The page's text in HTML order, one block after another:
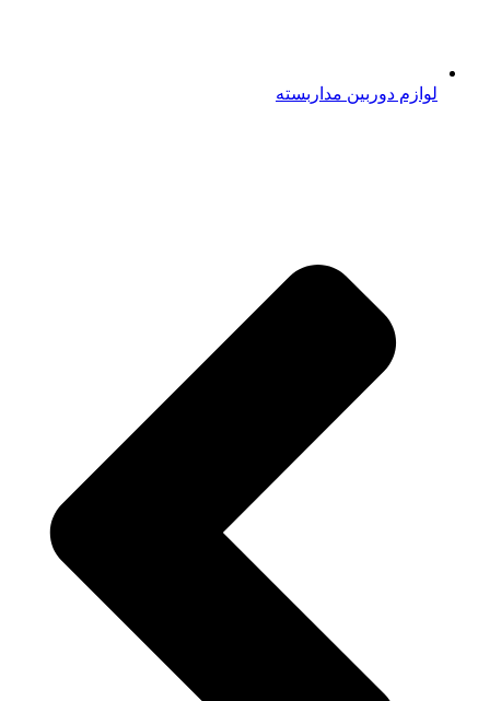
لوازم دوربین مداربسته